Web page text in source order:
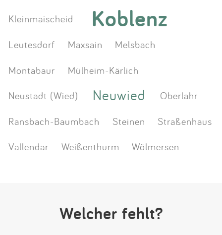
Kleinmaischeid
Koblenz
Leutesdorf Maxsain
Melsbach
Montabaur
Mülheim-Kärlich
Neustadt (Wied)
Neuwied
Oberlahr
Ransbach-Baumbach
Steinen
Straßenhaus
Vallendar
Weißenthurm Wölmersen
Welcher fehlt?